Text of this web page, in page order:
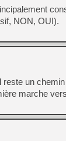
NON,
reste un
marche